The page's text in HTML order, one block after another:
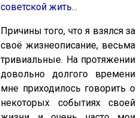
советской жить...
Причины того, что я взялся за
своё жизнеописание, весьма
тривиальные. На протяжении
довольно долгого времени
мне приходилось говорить о
некоторых событиях своей